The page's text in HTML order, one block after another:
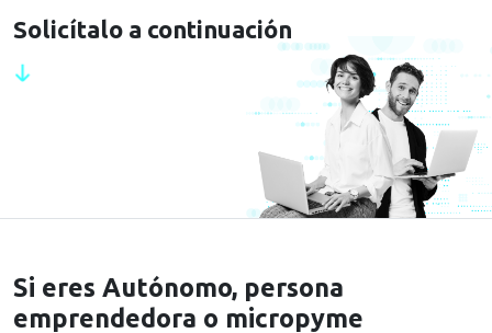
Solicítalo a continuación
Si eres Autónomo, persona
emprendedora o micropyme